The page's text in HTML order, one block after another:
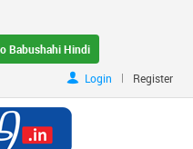
Babushahi Hindi
Login
| Register